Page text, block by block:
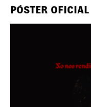
PÓSTER OFICIAL